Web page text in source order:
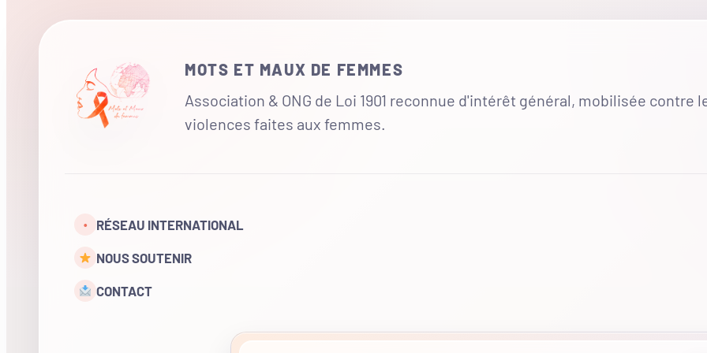
MOTS ET MAUX DE FEMMES
Association & ONG de Loi 1901 reconnue d'intérêt général, mobilisée contre
violences faites aux femmes.
• RÉSEAU INTERNATIONAL
NOUS SOUTENIR
CONTACT